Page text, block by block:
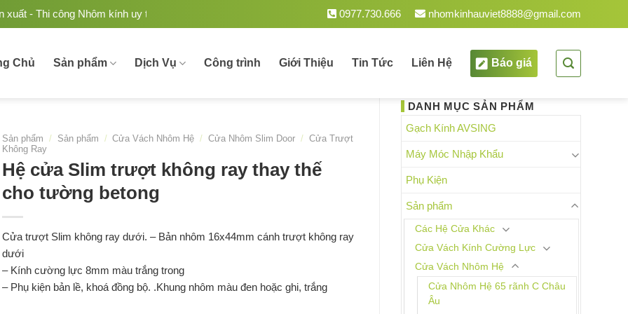
kính uy tín, chất lượng tại Việt Nam. 0977.730.666 nhomkinhauviet8888@gmail.com
Chủ Sản phẩm Dịch Vụ Công trình Giới Thiệu Tin Tức Liên Hệ Báo giá
DANH MỤC SẢN PHẨM
Gạch Kính AVSING
Máy Móc Nhập Khẩu
Phụ Kiện
Sản phẩm
Các Hệ Cửa Khác
Cửa Vách Kính Cường Lực
Cửa Vách Nhôm Hệ
Cửa Nhôm Hệ 65 rãnh C Châu
Âu
Sản phẩm / Sản phẩm / Cửa Vách Nhôm Hệ / Cửa Nhôm Slim Door / Cửa Trượt
Không Ray
Hệ cửa Slim trượt không ray thay thế
cho tường betong
Cửa trượt Slim không ray dưới. – Bản nhôm 16x44mm cánh trượt không ray
dưới
– Kính cường lực 8mm màu trắng trong
– Phụ kiện bản lề, khoá đồng bộ. .Khung nhôm màu đen hoặc ghi, trắng